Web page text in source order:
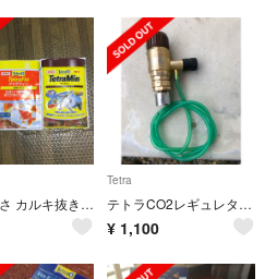
金魚のえさ カルキ抜き 熱帯魚の主食 3点セット
Tetra
テトラCO2レギュレター中古品です
¥ 1,100